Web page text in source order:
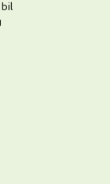
bil